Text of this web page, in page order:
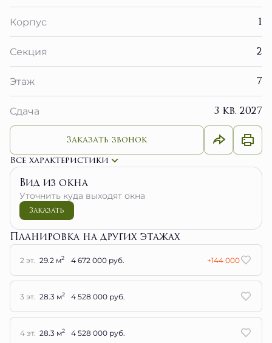
Корпус 1
Секция 2
Этаж 7
Сдача 3 кв. 2027
Заказать звонок
Все характеристики
Вид из окна
Уточнить куда выходят окна
Заказать
Планировка на других этажах
2 эт. 29.2 м2 4 672 000 руб. +144 000
3 эт. 28.3 м2 4 528 000 руб.
4 эт. 28.3 м2 4 528 000 руб.